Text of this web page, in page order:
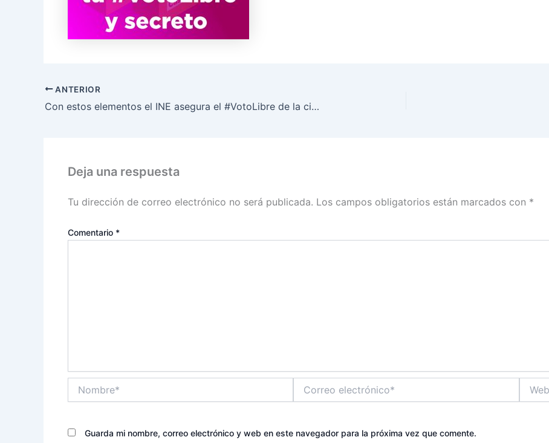
ANTERIOR
Con estos elementos el INE asegura el #VotoLibre de la ciudadanía
Deja una respuesta
Tu dirección de correo electrónico no será publicada. Los campos obligatorios están marcados con *
Comentario *
electrónico*
Guarda mi nombre, correo electrónico y web en este navegador para la próxima vez que comente.